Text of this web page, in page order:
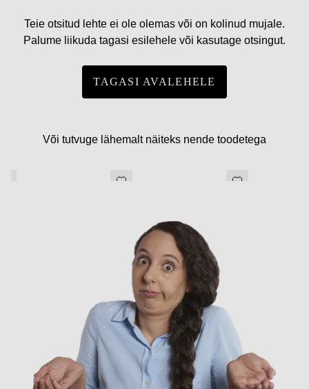
Teie otsitud lehte ei ole olemas või on kolinud mujale.
Palume liikuda tagasi esilehele või kasutage otsingut.
TAGASI AVALEHELE
Või tutvuge lähemalt näiteks nende toodetega